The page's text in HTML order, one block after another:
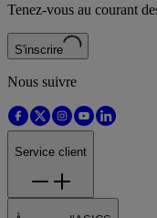
Tenez-vous au courant
S'inscrire
Nous suivre
Service client